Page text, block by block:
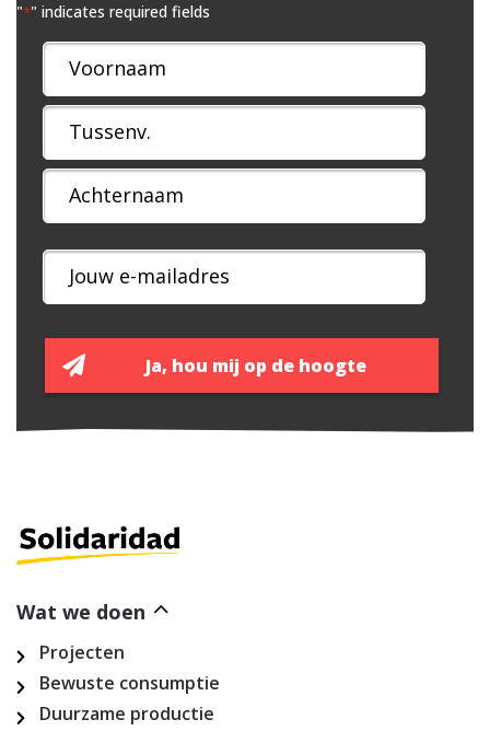
"*" indicates required fields
Naam
*
Wat we doen
Projecten
Bewuste consumptie
Duurzame productie